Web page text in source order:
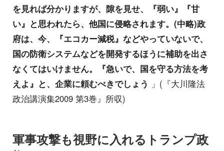
を見れば分かりますが、隙を見せ、『弱い』『甘
い』と思われたら、他国に侵略されます。(中略)政
府は、今、『エコカー減税』などやっていないで、
国の防衛システムなどを開発するほうに補助を出さ
なくてはいけません。『急いで、国を守る方法を考
えよ』と、企業に頼むべきでしょう 」(『大川隆法
政治講演集2009 第3巻』所収)
軍事攻撃も視野に入れるトランプ政